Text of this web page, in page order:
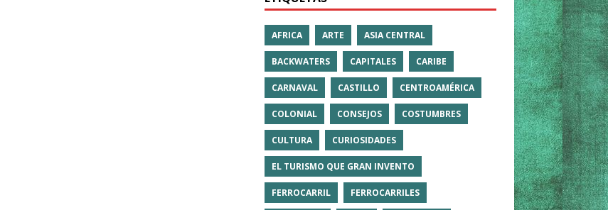
AFRICA ARTE ASIA CENTRAL
BACKWATERS CAPITALES CARIBE
CARNAVAL CASTILLO CENTROAMÉRICA
COLONIAL CONSEJOS COSTUMBRES
CULTURA CURIOSIDADES
EL TURISMO QUE GRAN INVENTO
FERROCARRIL FERROCARRILES